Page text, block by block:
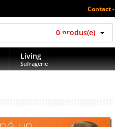
Contact -
0 produs(e)
Living
Sufragerie